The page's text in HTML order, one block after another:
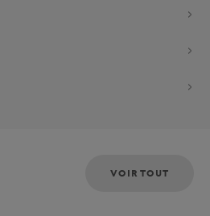
VOIR TOUT